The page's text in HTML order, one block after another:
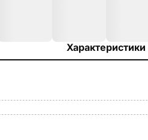
Характеристики